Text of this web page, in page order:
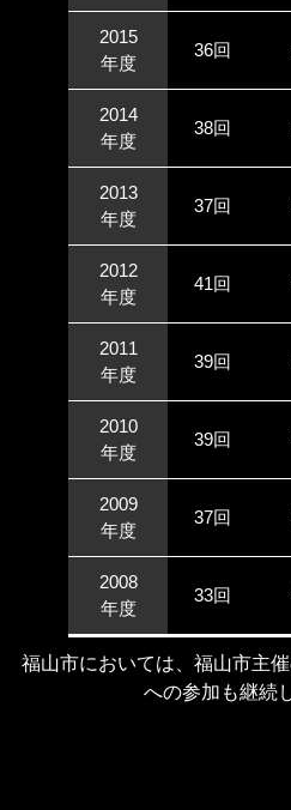
2015
年度
36回
2014
年度
38回
2013
年度
37回
2012
年度
41回
2011
年度
39回
2010
年度
39回
2009
年度
37回
2008
年度
33回
福山市においては、福山市主
への参加も継続